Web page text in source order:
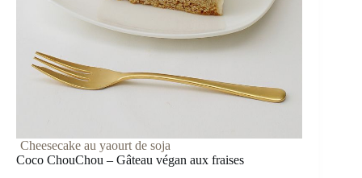
Cheesecake au yaourt de soja
Coco ChouChou – Gâteau végan aux fraises